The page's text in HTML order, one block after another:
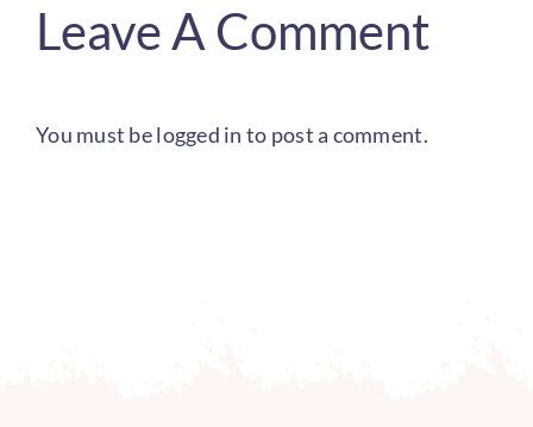
Leave A Comment
You must belogged in to post a comment.